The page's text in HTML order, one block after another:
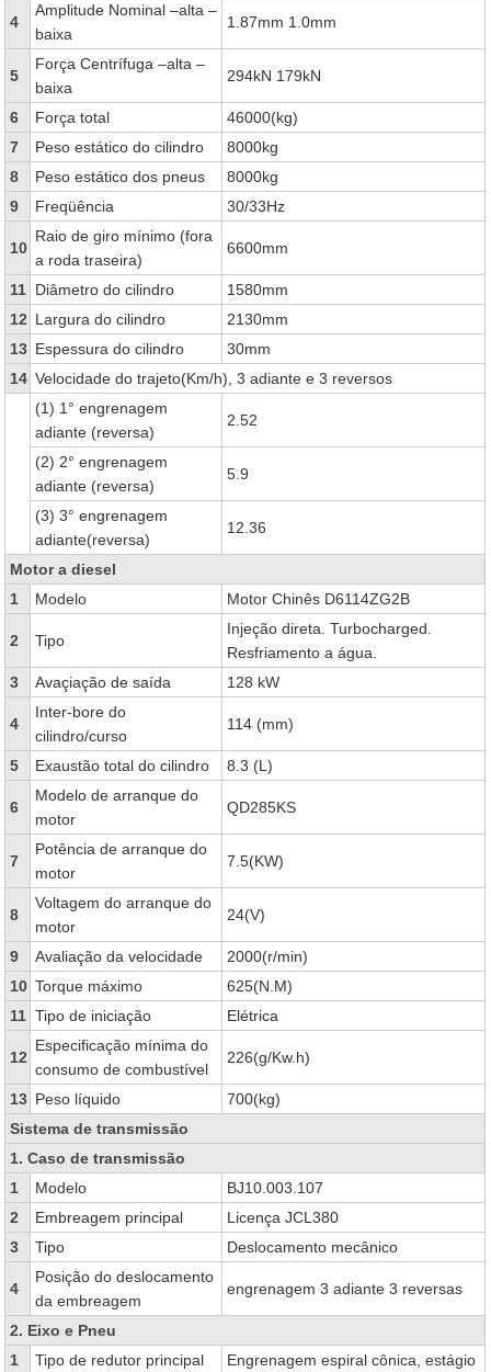
4
Amplitude Nominal –alta –
baixa
1.87mm 1.0mm
5
Força Centrífuga –alta –
baixa
294kN 179kN
6 Força total
46000(kg)
7
Peso estático do cilindro
8000kg
8
Peso estático dos pneus
8000kg
9
Freqüência 30/33Hz
10
Raio de giro mínimo (fora
a roda traseira)
6600mm
11 Diâmetro do cilindro
1580mm
12 Largura do cilindro
2130mm
13 Espessura do cilindro
30mm
14 Velocidade do trajeto(Km/h), 3 adiante e 3 reversos
(1) 1° engrenagem
adiante (reversa)
2.52
(2) 2° engrenagem
adiante (reversa)
5.9
(3) 3° engrenagem
adiante(reversa)
12.36
Motor a diesel
1
Modelo Motor Chinês D6114ZG2B
2 Tipo
Injeção direta. Turbocharged.
Resfriamento a água.
3
Avaçiação de saída 128 kW
4
Inter-bore do
cilindro/curso
114 (mm)
5 Exaustão total do cilindro 8.3 (L)
6
Modelo de arranque do
motor
QD285KS
7
Potência de arranque do
motor
7.5(KW)
8
Voltagem do arranque do
motor
24(V)
9 Avaliação da velocidade
2000(r/min)
10 Torque máximo
625(N.M)
11 Tipo de iniciação Elétrica
12
Especificação mínima do
consumo de combustível
226(g/Kw.h)
13 Peso líquido
700(kg)
Sistema de transmissão
1. Caso de transmissão
1
Modelo
BJ10.003.107
2
Embreagem principal
Licença JCL380
3
Tipo Deslocamento mecânico
4
Posição do deslocamento
da embreagem
engrenagem 3 adiante 3 reversas
2. Eixo e Pneu
1
Tipo de redutor principal Engrenagem espiral cônica, estágio